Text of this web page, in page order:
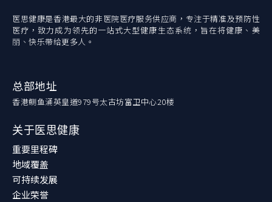
医思健康是香港最大的非医院医疗服务供应商，专注于精准及预防性
医疗，致力成为领先的一站式大型健康生态系统，旨在将健康、美
丽、快乐带给更多人。
总部地址
香港鲗鱼涌英皇道979号太古坊富卫中心20楼
关于医思健康
重要里程碑
地域覆盖
可持续发展
企业荣誉